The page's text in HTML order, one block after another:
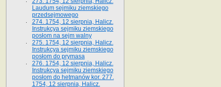
Laudum sejmiku ziemskiego
przedsejmowego
274. 1754, 12 sierpnia, Halicz.
Instrukcya sejmiku ziemskiego
posłom na sejm walny
275. 1754, 12 sierpnia, Halicz.
Instrukcya sejmiku ziemskiego
posłom do prymasa
276. 1754, 12 sierpnia, Halicz.
Instrukcya sejmiku ziemskiego
posłom do hetmanów kor. 277.
1754, 12 sierpnia, Halicz.